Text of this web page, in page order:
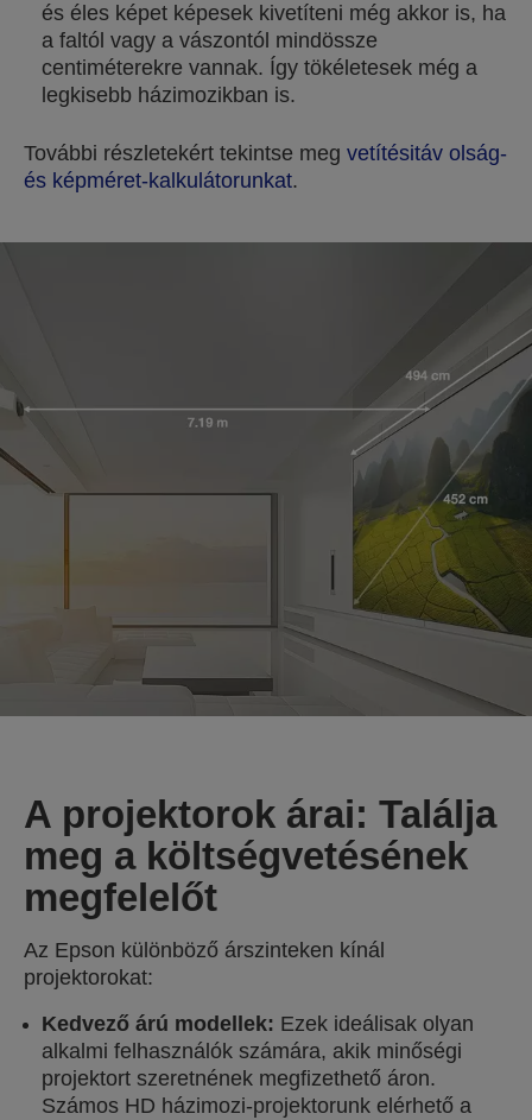
és éles képet képesek kivetíteni még akkor is, ha
a faltól vagy a vászontól mindössze
centiméterekre vannak. Így tökéletesek még a
legkisebb házimozikban is.
További részletekért tekintse meg vetítésitáv olság-
és képméret-kalkulátorunkat.
A projektorok árai: Találja
meg a költségvetésének
megfelelőt
Az Epson különböző árszinteken kínál
projektorokat:
Kedvező árú modellek: Ezek ideálisak olyan
alkalmi felhasználók számára, akik minőségi
projektort szeretnének megfizethető áron.
Számos HD házimozi-projektorunk elérhető a